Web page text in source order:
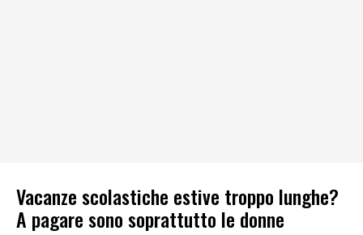
Vacanze scolastiche estive troppo lunghe?
A pagare sono soprattutto le donne